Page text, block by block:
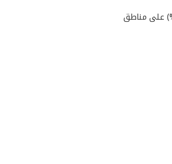
الصناعية فرصاً ضعيفة لهطول أمطار خفيفة (بنسبة حدوث تقارب 20%) على مناطق